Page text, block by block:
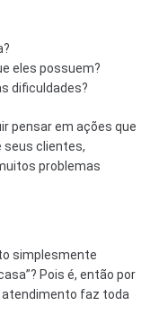
eles possuem?
dificuldades?
pensar em ações que
seus clientes,
problemas
simplesmente
Pois é, então por
atendimento faz toda